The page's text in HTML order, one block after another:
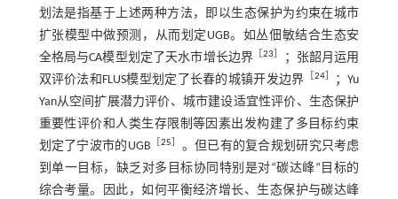
划法是指基于上述两种方法，即以生态保护为约束在城市
扩张模型中做预测，从而划定UGB。如丛佃敏结合生态安
全格局与CA模型划定了天水市增长边界 ［23
；张韶月运用
双评价法和FLUS模型划定了长春的城镇开发边界
24］
；Yu
Yan从空间扩展潜力评价、城市建设适宜性评价、生态保护
重要性评价和人类生存限制等因素出发构建了多目标约束
划定了宁波市的UGB ［25
。但已有的复合规划研究只考虑
到单一目标，缺乏对多目标协同特别是对“碳达峰”目标的
综合考量。因此，如何平衡经济增长、生态保护与碳达峰